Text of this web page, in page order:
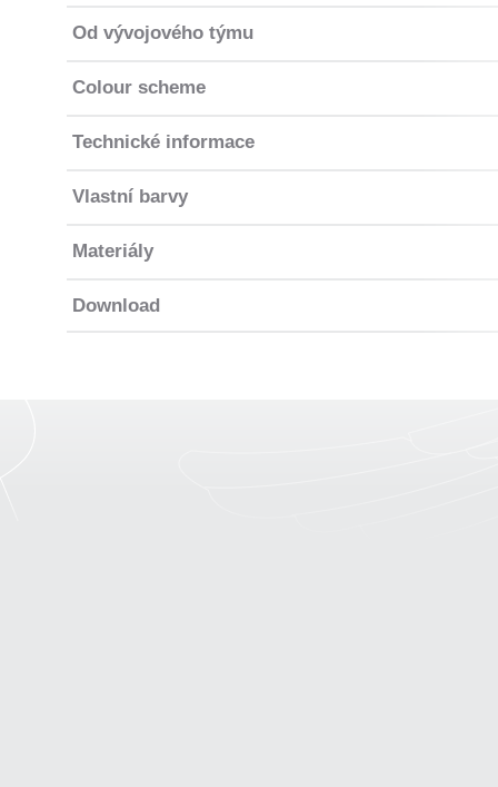
Od vývojového týmu
Colour scheme
Technické informace
Vlastní barvy
Materiály
Download